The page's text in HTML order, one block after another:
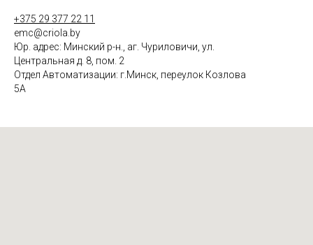
+375 29 377 22 11
emc@criola.by
Юр. адрес: Минский р-н., аг. Чуриловичи, ул.
Центральная д. 8, пом. 2
Отдел Автоматизации: г.Минск, переулок Козлова
5А